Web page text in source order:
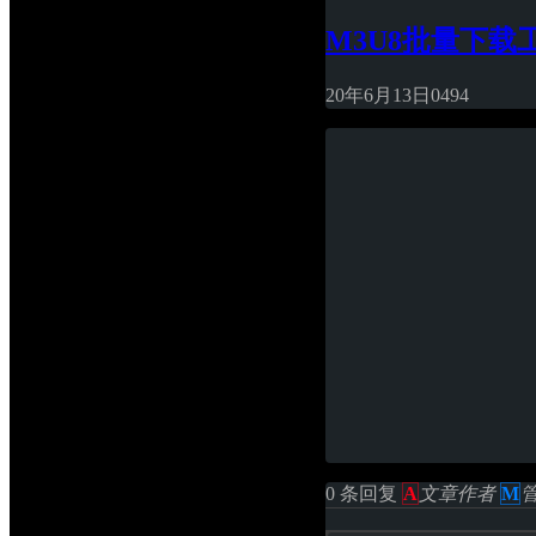
M3U8批量下载
20年6月13日 0494
0 条回复 A 文章作者 M